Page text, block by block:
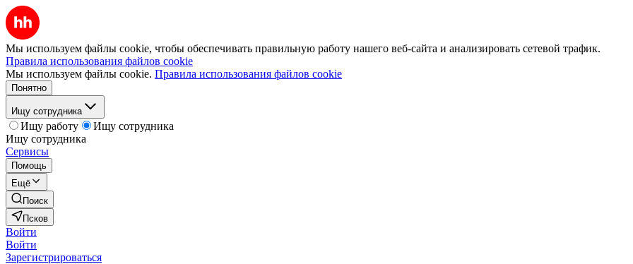
Мы используем файлы cookie, чтобы обеспечивать правильную работу нашего веб-сайта и анализировать сетевой трафик.
Правила использования файлов cookie
Мы используем файлы cookie. Правила использования файлов cookie
Понятно
Ищу сотрудника
Ищу работу
Ищу сотрудника
Ищу сотрудника
Сервисы
Помощь
Ещё
Поиск
Псков
Войти
Войти
Зарегистрироваться